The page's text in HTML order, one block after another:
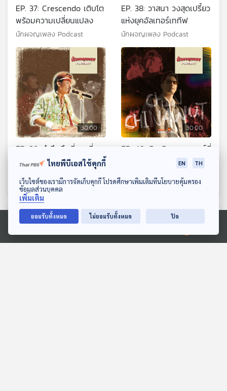
ดาวน์โหลด Thai PBS Podcast Application
Ⓒ 2020 องค์การกระจายเสียงและแพร่ภาพสาธารณะแห่งประเทศไทย
EP. 37: Crescendo เติบโต
พร้อมความเปลี่ยนแปลง
นักผจญเพลง Podcast
EP. 38: วาสนา วงสุดเปรี้ยว
แห่งยุคอัลเทอร์เททีฟ
นักผจญเพลง Podcast
30:00
EP. 39: รำลึกถึงพี่ชายที่
แสนดี “พี่เต๋อ เรวัต”
นักผจญเพลง Podcast
30:00
EP. 40: ชิน ชินวุฒ มนุษย์ที่
สร้างทุกสิ่งด้วยความ
นักผจญเพลง Podcast
ตอนที่เกี่ยวข้อง
ไทยพีบีเอสใช้คุกกี้ EN TH
เว็บไซต์ของเรามีการจัดเก็บคุกกี้ โปรดศึกษาเพิ่มเติมที่นโยบายคุ้มครอง
ข้อมูลส่วนบุคคล
เพิ่มเติม
ยอมรับทั้งหมด ไม่ยอมรับทั้งหมด ปิด